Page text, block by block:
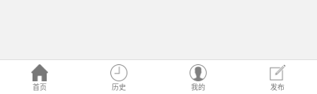
首页 历史 我的 发布